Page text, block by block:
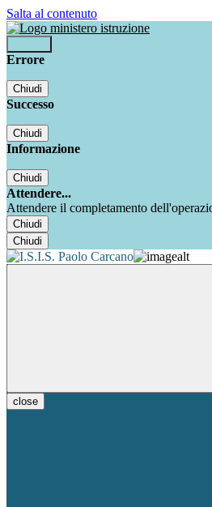
Salta al contenuto
Errore
Chiudi
Successo
Chiudi
Informazione
Chiudi
Attendere...
Attendere il completamento
Chiudi
Chiudi
close